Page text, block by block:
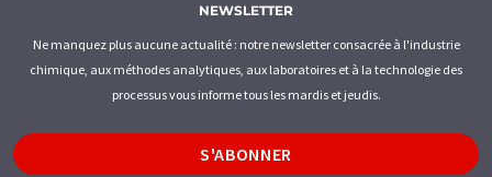
NEWSLETTER
Ne manquez plus aucune actualité : notre newsletter consacrée à l'industrie
chimique, aux méthodes analytiques, aux laboratoires et à la technologie des
processus vous informe tous les mardis et jeudis.
S'ABONNER